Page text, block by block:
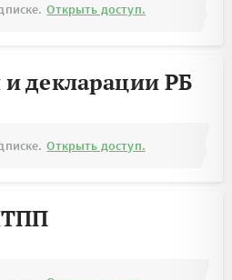
Открыть доступ.
декларации РБ
Открыть доступ.